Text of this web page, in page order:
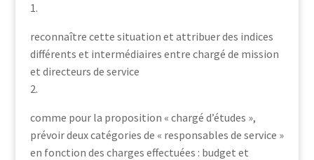
1.
reconnaître cette situation et attribuer des indices
différents et intermédiaires entre chargé de mission
et directeurs de service
2.
comme pour la proposition « chargé d’études »,
prévoir deux catégories de « responsables de service »
en fonction des charges effectuées : budget et